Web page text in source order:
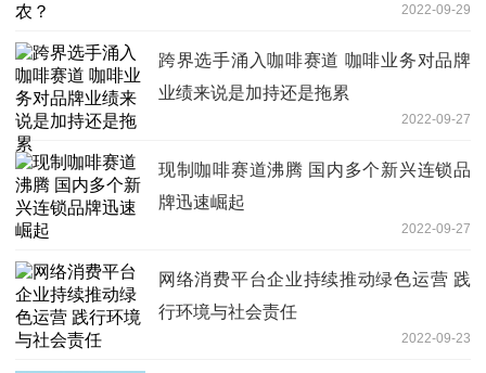
2022-09-29
跨界选手涌入咖啡赛道 咖啡业务对品牌
业绩来说是加持还是拖累
2022-09-27
现制咖啡赛道沸腾 国内多个新兴连锁品
牌迅速崛起
2022-09-27
网络消费平台企业持续推动绿色运营 践
行环境与社会责任
2022-09-23